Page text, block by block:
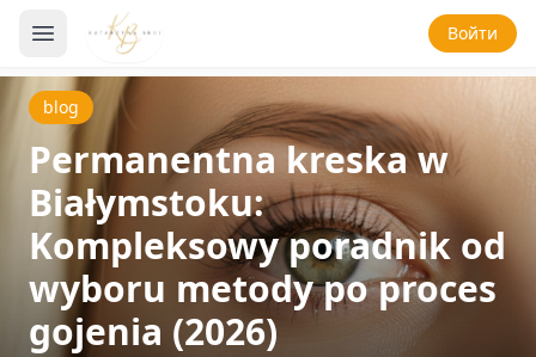
Войти
blog
Permanentna kreska w
Białymstoku:
Kompleksowy poradnik od
wyboru metody po proces
gojenia (2026)